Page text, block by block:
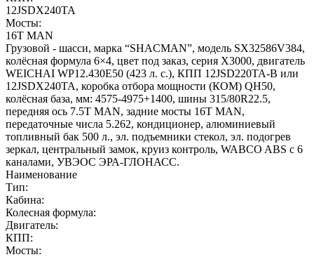
12JSDX240TA
Мосты:
16T MAN
Грузовой - шасси, марка “SHACMAN”, модель SX32586V384,
колёсная формула 6×4, цвет под заказ, серия X3000, двигатель
WEICHAI WP12.430E50 (423 л. с.), КПП 12JSD220TA-B или
12JSDX240TA, коробка отбора мощности (КОМ) QH50,
колёсная база, мм: 4575-4975+1400, шины 315/80R22.5,
передняя ось 7.5T MAN, задние мосты 16T MAN,
передаточные числа 5.262, кондиционер, алюминиевый
топливный бак 500 л., эл. подъемники стекол, эл. подогрев
зеркал, центральный замок, круиз контроль, WABCO ABS с 6
каналами, УВЭОС ЭРА-ГЛОНАСС.
Наименование
Тип:
Кабина:
Колесная формула:
Двигатель:
КПП:
Мосты: